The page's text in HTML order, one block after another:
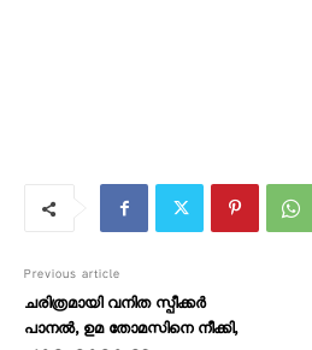
Previous article
ചരിത്രമായി വനിത സ്പീക്കര്‍
പാനല്‍, ഉമ തോമസിനെ നീക്കി,